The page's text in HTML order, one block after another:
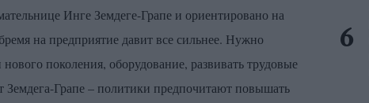
Инге Земдеге-Грапе и ориентировано на
на предприятие давит все сильнее. Нужно
поколения, оборудование, развивать трудовые
Земдега-Грапе – политики предпочитают повышать